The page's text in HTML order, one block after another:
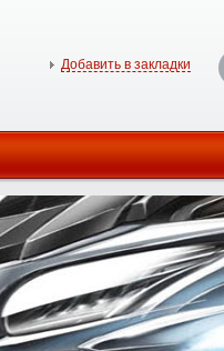
Добавить в закладки